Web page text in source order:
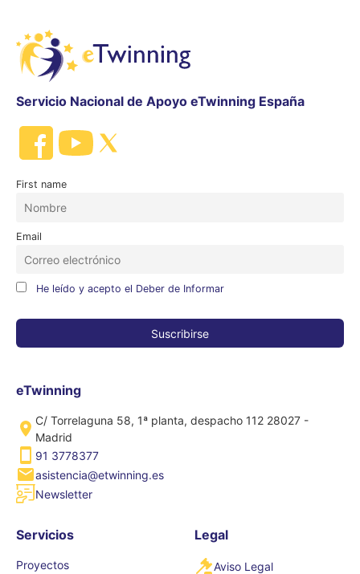
Servicio Nacional de Apoyo eTwinning España
First name
Email
He leído y acepto el Deber de Informar
eTwinning
C/ Torrelaguna 58, 1ª planta, despacho 112 28027 -
Madrid
91 3778377
asistencia@etwinning.es
Newsletter
Servicios
Proyectos
Legal
Aviso Legal